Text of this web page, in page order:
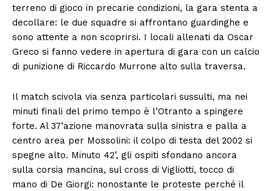
terreno di gioco in precarie condizioni, la gara stenta a
decollare: le due squadre si affrontano guardinghe e
sono attente a non scoprirsi. I locali allenati da Oscar
Greco si fanno vedere in apertura di gara con un calcio
di punizione di Riccardo Murrone alto sulla traversa.
Il match scivola via senza particolari sussulti, ma nei
minuti finali del primo tempo è l’Otranto a spingere
forte. Al 37’azione manovrata sulla sinistra e palla a
centro area per Mossolini: il colpo di testa del 2002 si
spegne alto. Minuto 42’, gli ospiti sfondano ancora
sulla corsia mancina, sul cross di Vigliotti, tocco di
mano di De Giorgi: nonostante le proteste perché il